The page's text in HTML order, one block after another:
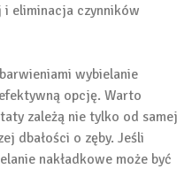
eliminacja czynników
wybielanie
opcję. Warto
zależą nie tylko od samej
dbałości o zęby. Jeśli
nakładkowe może być